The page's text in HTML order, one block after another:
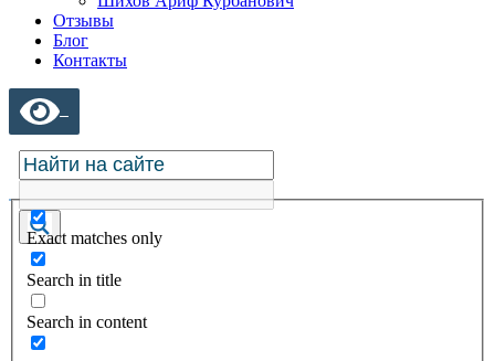
Отзывы
Блог
Контакты
Exact matches only
Search in title
Search in content